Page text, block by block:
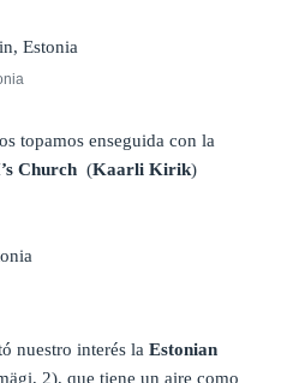
topamos enseguida con la
Church (Kaarli Kirik)
nuestro interés laEstonian
2), que tiene un aire como